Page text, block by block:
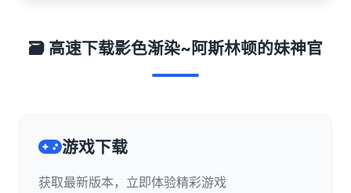
🗃️ 高速下载影色渐染~阿斯林顿的妹神官
游戏下载
获取最新版本，立即体验精彩游戏